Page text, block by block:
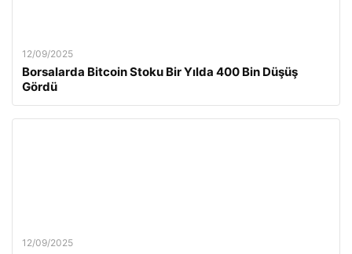
12/09/2025
Borsalarda Bitcoin Stoku Bir Yılda 400 Bin Düşüş
Gördü
12/09/2025